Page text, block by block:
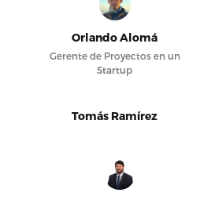
Orlando Alomá
Gerente de Proyectos en un
Startup
Tomás Ramírez